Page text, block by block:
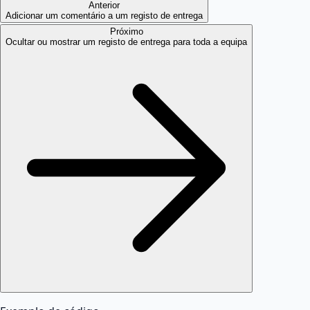
Anterior
Adicionar um comentário a um registo de entrega
Próximo
Ocultar ou mostrar um registo de entrega para toda a equipa